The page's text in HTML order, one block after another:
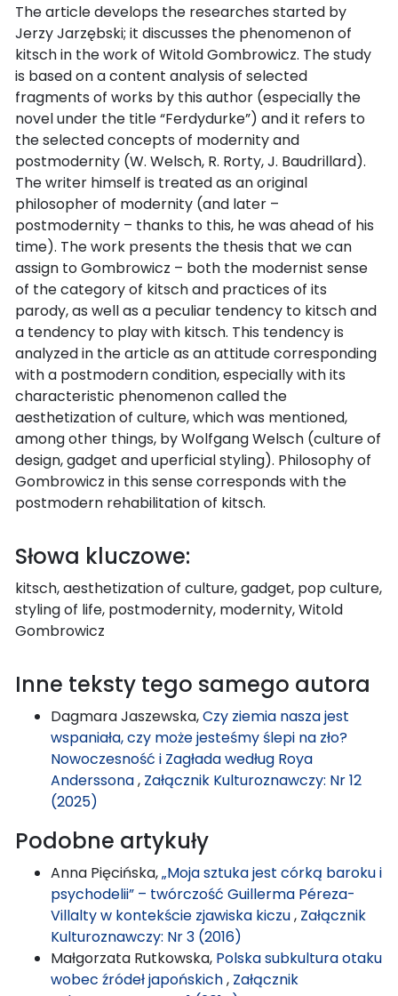
The article develops the researches started by
Jerzy Jarzębski; it discusses the phenomenon of
kitsch in the work of Witold Gombrowicz. The study
is based on a content analysis of selected
fragments of works by this author (especially the
novel under the title “Ferdydurke”) and it refers to
the selected concepts of modernity and
postmodernity (W. Welsch, R. Rorty, J. Baudrillard).
The writer himself is treated as an original
philosopher of modernity (and later –
postmodernity – thanks to this, he was ahead of his
time). The work presents the thesis that we can
assign to Gombrowicz – both the modernist sense
of the category of kitsch and practices of its
parody, as well as a peculiar tendency to kitsch and
a tendency to play with kitsch. This tendency is
analyzed in the article as an attitude corresponding
with a postmodern condition, especially with its
characteristic phenomenon called the
aesthetization of culture, which was mentioned,
among other things, by Wolfgang Welsch (culture of
design, gadget and uperficial styling). Philosophy of
Gombrowicz in this sense corresponds with the
postmodern rehabilitation of kitsch.
Słowa kluczowe:
kitsch, aesthetization of culture, gadget, pop culture,
styling of life, postmodernity, modernity, Witold
Gombrowicz
Inne teksty tego samego autora
Dagmara Jaszewska,Czy ziemia nasza jest
wspaniała, czy może jesteśmy ślepi na zło?
Nowoczesność i Zagłada według Roya
Anderssona, Załącznik Kulturoznawczy: Nr 12
(2025)
Podobne artykuły
Anna Pięcińska,„Moja sztuka jest córką baroku i
psychodelii” – twórczość Guillerma Péreza-
Villalty w kontekście zjawiska kiczu, Załącznik
Kulturoznawczy: Nr 3 (2016)
Małgorzata Rutkowska, Polska subkultura otaku
wobec źródeł japońskich, Załącznik